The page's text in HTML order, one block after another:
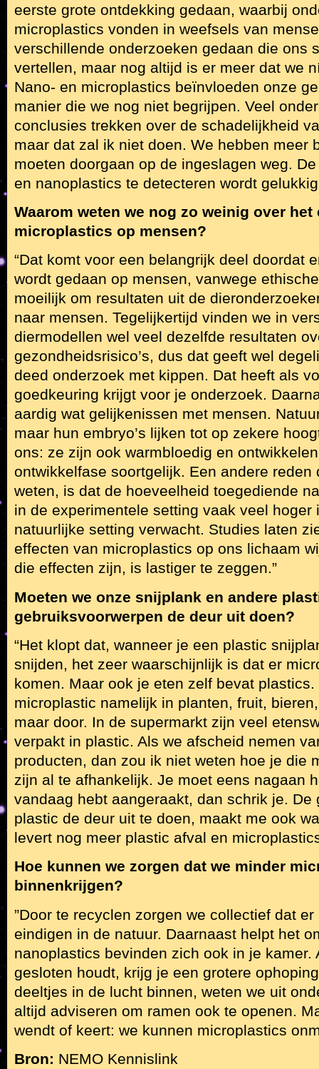
eerste grote ontdekking gedaan, waarbij
microplastics vonden in weefsels van
verschillende onderzoeken gedaan die ons
vertellen, maar nog altijd is er meer dat we
Nano- en microplastics beïnvloeden onze
manier die we nog niet begrijpen. Veel
conclusies trekken over de schadelijkheid
maar dat zal ik niet doen. We hebben meer
moeten doorgaan op de ingeslagen weg.
en nanoplastics te detecteren wordt
Waarom weten we nog zo weinig over het
microplastics op mensen?
“Dat komt voor een belangrijk deel doordat
wordt gedaan op mensen, vanwege
moeilijk om resultaten uit de
naar mensen. Tegelijkertijd vinden we in
diermodellen wel veel dezelfde resultaten
gezondheidsrisico’s, dus dat geeft wel
deed onderzoek met kippen. Dat heeft als
goedkeuring krijgt voor je onderzoek.
aardig wat gelijkenissen met mensen.
maar hun embryo’s lijken tot op zekere
ons: ze zijn ook warmbloedig en
ontwikkelfase soortgelijk. Een andere reden
weten, is dat de hoeveelheid toegediende
in de experimentele setting vaak veel hoger
natuurlijke setting verwacht. Studies laten
effecten van microplastics op ons lichaam
die effecten zijn, is lastiger te zeggen.”
Moeten we onze snijplank en andere
gebruiksvoorwerpen de deur uit doen?
“Het klopt dat, wanneer je een plastic
snijden, het zeer waarschijnlijk is dat er
komen. Maar ook je eten zelf bevat
microplastic namelijk in planten, fruit,
maar door. In de supermarkt zijn veel
verpakt in plastic. Als we afscheid nemen
producten, dan zou ik niet weten hoe je die
zijn al te afhankelijk. Je moet eens nagaan
vandaag hebt aangeraakt, dan schrik je. De
plastic de deur uit te doen, maakt me ook
levert nog meer plastic afval en
Hoe kunnen we zorgen dat we minder
binnenkrijgen?
”Door te recyclen zorgen we collectief dat
eindigen in de natuur. Daarnaast helpt het
nanoplastics bevinden zich ook in je kamer.
gesloten houdt, krijg je een grotere
deeltjes in de lucht binnen, weten we uit
altijd adviseren om ramen ook te openen.
wendt of keert: we kunnen microplastics
Bron: NEMO Kennislink